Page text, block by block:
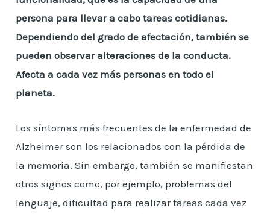
persona para llevar a cabo tareas cotidianas.
Dependiendo del grado de afectación, también se
pueden observar alteraciones de la conducta.
Afecta a cada vez más personas en todo el
planeta.
Los síntomas más frecuentes de la enfermedad de
Alzheimer son los relacionados con la pérdida de
la memoria. Sin embargo, también se manifiestan
otros signos como, por ejemplo, problemas del
lenguaje, dificultad para realizar tareas cada vez